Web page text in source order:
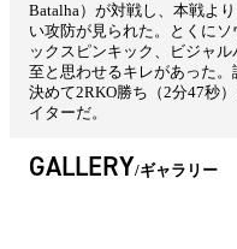
Batalha）が対戦し、本戦よ
い攻防が見られた。とくに
ックスピンキック、ビジャ
至と思わせるキレがあった
決めて2RKO勝ち（2分47秒
イターだ。
GALLERY ギャラリー